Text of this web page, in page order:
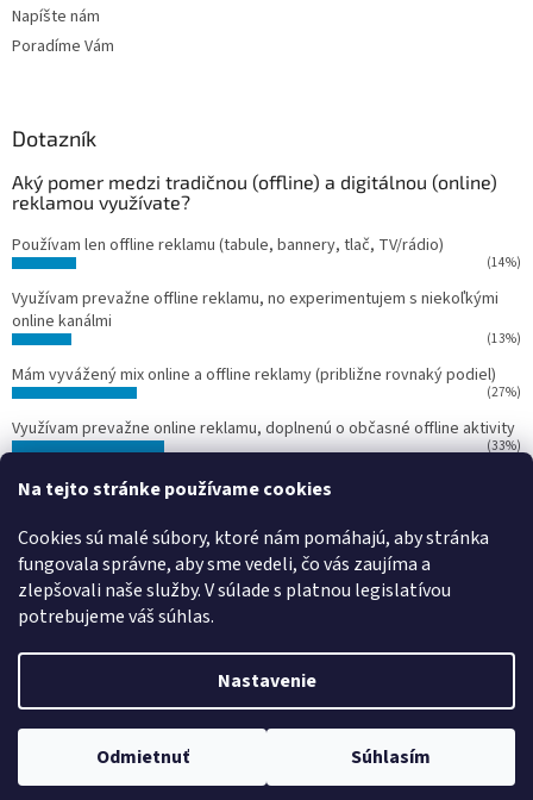
Na tejto stránke používame cookies
Cookies sú malé súbory, ktoré nám pomáhajú, aby stránka
fungovala správne, aby sme vedeli, čo vás zaujíma a
zlepšovali naše služby.V súlade s platnou legislatívou
potrebujeme váš súhlas.
Nastavenie
Odmietnuť Súhlasím
Napíšte nám
Poradíme Vám
Dotazník
Aký pomer medzi tradičnou (offline) a digitálnou (online)
reklamou využívate?
Používam len offline reklamu (tabule, bannery, tlač, TV/rádio)
(14%)
Využívam prevažne offline reklamu, no experimentujem s niekoľkými
online kanálmi
(13%)
Mám vyvážený mix online a offline reklamy (približne rovnaký podiel)
(27%)
Využívam prevažne online reklamu, doplnenú o občasné offline aktivity
(33%)
Používam len online reklamu (Google Ads, Facebook Ads, Instagram
Počet hlasov:15
Copyright 2026Svet reklamy. Všetky práva vyhradené.Upraviť